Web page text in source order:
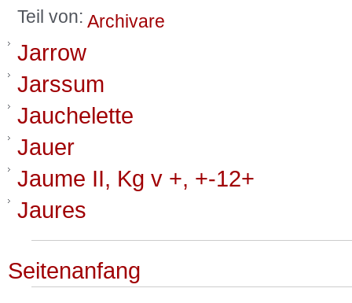
Teil von: Archivare
Jarrow
Jarssum
Jauchelette
Jauer
Jaume II, Kg v +, +-12+
Jaures
Seitenanfang